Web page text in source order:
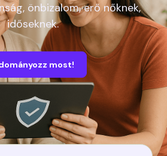
önbizalom, erő nőknek,
időseknek.
most!